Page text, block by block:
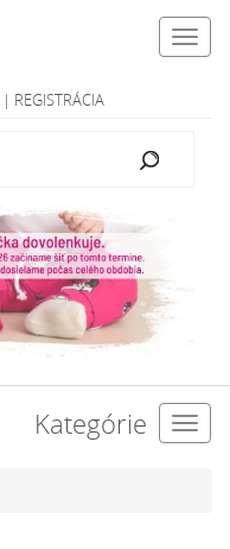
| REGISTRÁCIA
Kategórie